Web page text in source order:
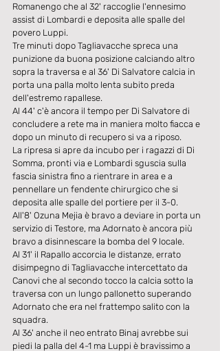
Romanengo che al 32' raccoglie l'ennesimo
assist di Lombardi e deposita alle spalle del
povero Luppi.
Tre minuti dopo Tagliavacche spreca una
punizione da buona posizione calciando altro
sopra la traversa e al 36' Di Salvatore calcia in
porta una palla molto lenta subito preda
dell'estremo rapallese.
Al 44' c'è ancora il tempo per Di Salvatore di
concludere a rete ma in maniera molto fiacca e
dopo un minuto di recupero si va a riposo.
La ripresa si apre da incubo per i ragazzi di Di
Somma, pronti via e Lombardi sguscia sulla
fascia sinistra fino a rientrare in area e a
pennellare un fendente chirurgico che si
deposita alle spalle del portiere per il 3-0.
All'8' Ozuna Mejia è bravo a deviare in porta un
servizio di Testore, ma Adornato è ancora più
bravo a disinnescare la bomba del 9 locale.
Al 31' il Rapallo accorcia le distanze, errato
disimpegno di Tagliavacche intercettato da
Canovi che al secondo tocco la calcia sotto la
traversa con un lungo pallonetto superando
Adornato che era nel frattempo salito con la
squadra.
Al 36' anche il neo entrato Binaj avrebbe sui
piedi la palla del 4-1 ma Luppi è bravissimo a